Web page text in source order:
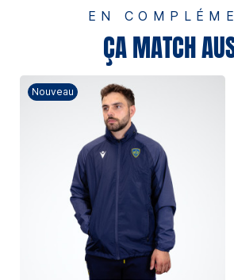
EN
ÇA MATCH
Nouveau